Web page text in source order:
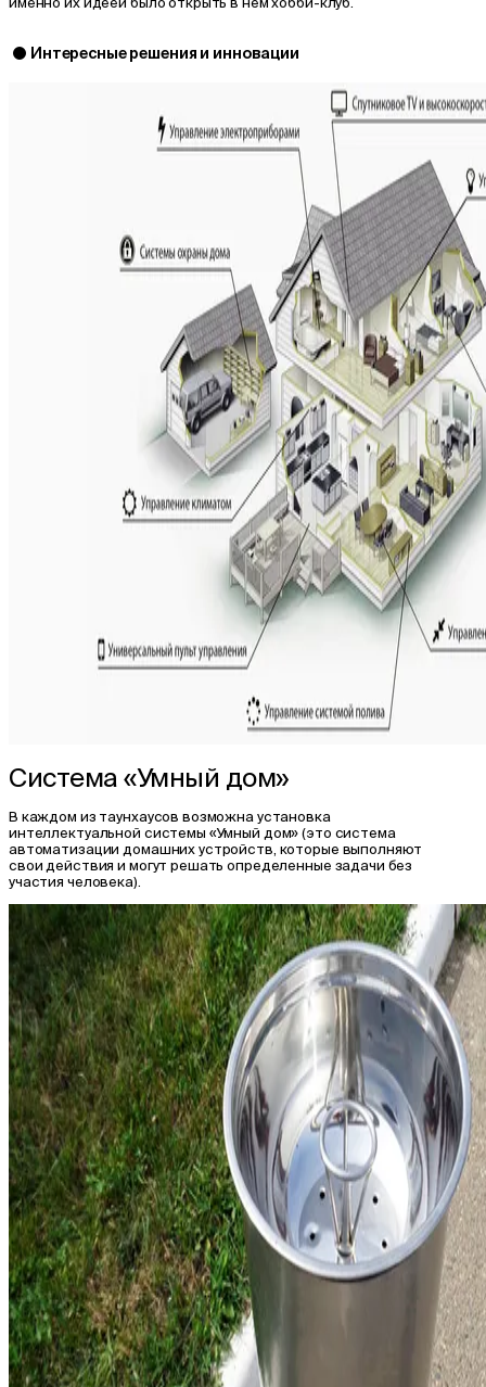
Интересные решения и инновации
Система «Умный дом»
В каждом из таунхаусов возможна установка
интеллектуальной системы «Умный дом» (это система
автоматизации домашних устройств, которые выполняют
свои действия и могут решать определенные задачи без
участия человека).